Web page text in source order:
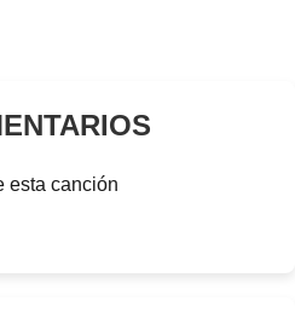
esta canción